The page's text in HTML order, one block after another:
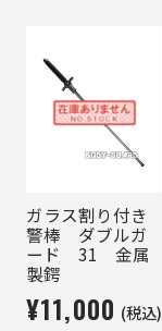
ガラス割り付き
警棒 ダブルガ
ード 31 金属
製鍔
¥11,000 (税込)